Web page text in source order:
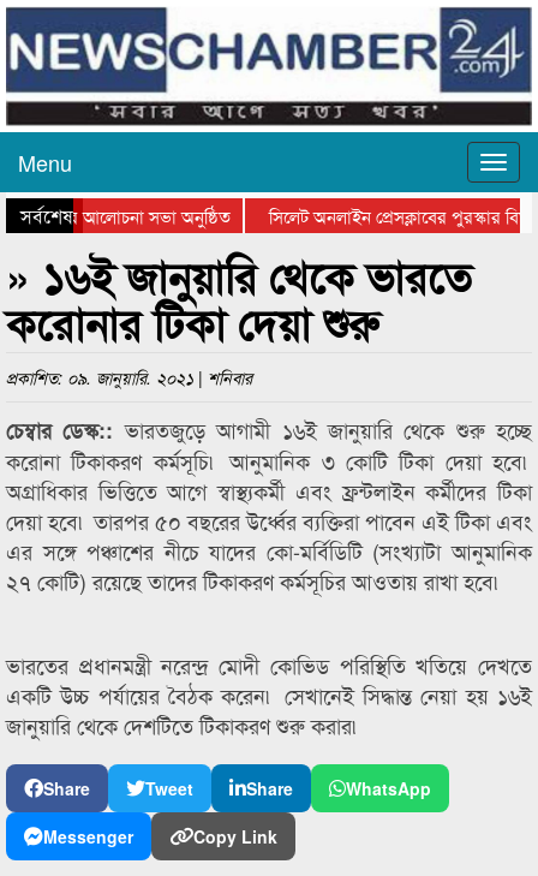
Menu
সর্বশেষ
দিবসের আলোচনা সভা অনুষ্ঠিত
সিলেট অনলাইন প্রেসক্লাবের পুরস্কার
সভা ও সম্মাননা প্রদান
কানাইঘাটের কিশোর আহাদের খুনি
» ১৬ই জানুয়ারি থেকে ভারতে
করোনার টিকা দেয়া শুরু
প্রকাশিত: ০৯. জানুয়ারি. ২০২১ | শনিবার
চেম্বার ডেস্ক::ভারতজুড়ে আগামী ১৬ই জানুয়ারি থেকে শুরু হচ্ছে
করোনা টিকাকরণ কর্মসূচি৷ আনুমানিক ৩ কোটি টিকা দেয়া হবে৷
অগ্রাধিকার ভিত্তিতে আগে স্বাস্থ্যকর্মী এবং ফ্রন্টলাইন কর্মীদের টিকা
দেয়া হবে৷ তারপর ৫০ বছরের উর্ধ্বের ব্যক্তিরা পাবেন এই টিকা এবং
এর সঙ্গে পঞ্চাশের নীচে যাদের কো-মর্বিডিটি (সংখ্যাটা আনুমানিক
২৭ কোটি) রয়েছে তাদের টিকাকরণ কর্মসূচির আওতায় রাখা হবে৷
ভারতের প্রধানমন্ত্রী নরেন্দ্র মোদী কোভিড পরিস্থিতি খতিয়ে দেখতে
একটি উচ্চ পর্যায়ের বৈঠক করেন৷ সেখানেই সিদ্ধান্ত নেয়া হয় ১৬ই
জানুয়ারি থেকে দেশটিতে টিকাকরণ শুরু করার৷
Share Tweet Share
WhatsApp
Messenger
Copy Link